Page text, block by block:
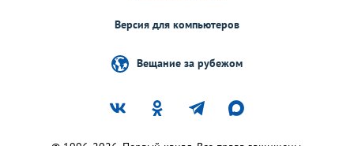
Версия для компьютеров
Вещание за рубежом